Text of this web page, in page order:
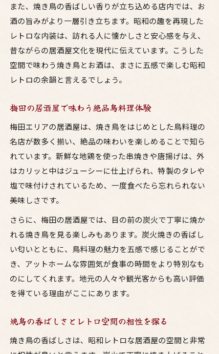
焼き鳥とお酒が織りなす特別な夜の過ごし
方
昭和レトロな空間で焼き鳥とお酒を堪能
居酒屋の雰囲気が引き立つ鳥料理の魅力
お酒と焼き鳥が映えるレトロな店内体験
大阪の居酒屋で味わう本格鳥料理の楽しみ
鳥料理好きが集う梅田の居酒屋案内
梅田の鳥料理が自慢のレトロ居酒屋紹介
焼き鳥とお酒で盛り上がる居酒屋選び
居酒屋で出会う絶品焼き鳥とお酒の魅力
焼鳥とお酒を心ゆくまで堪能する秘訣
焼き鳥とお酒の美味しさを最大限に引き出
すコツ
梅田の居酒屋で鳥料理を満喫するための工
大阪らしい焼鳥とお酒の楽しみ方ガイド
レトロ居酒屋で堪能する鳥料理の極意
また、焼き鳥の香ばしい香りが立ち込める店内では、お
酒の旨みがより一層引き立ちます。昭和の趣を再現した
レトロな内装は、訪れる人に懐かしさと安心感を与え、
昔ながらの居酒屋文化を現代に伝えています。こうした
空間で味わう焼き鳥とお酒は、まさに五感で楽しむ昭和
レトロの余韻と言えるでしょう。
梅田の居酒屋で味わう絶品鳥料理体験
梅田エリアの居酒屋は、焼き鳥をはじめとした鳥料理の
名店が数多く揃い、絶品の味わいを楽しめることで知ら
れています。新鮮な地鶏を使った串焼きや唐揚げは、外
はカリッと中はジューシーに仕上げられ、特製のタレや
塩で味付けされているため、一度食べたら忘れられない
美味しさです。
さらに、梅田の居酒屋では、目の前の炭火で丁寧に焼か
れる焼き鳥を見る楽しみもあります。炭火焼きの香ばし
い匂いとともに、鳥料理の魅力を五感で感じることがで
き、アットホームな雰囲気が食事の時間をより特別なも
のにしてくれます。地元の人々や観光客からも高い評価
を得ている理由がここにあります。
焼鳥の香ばしさとレトロ空間の相性を探る
焼き鳥の香ばしさは、昭和レトロな居酒屋の空間と非常